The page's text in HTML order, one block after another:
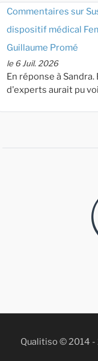
Commentaires sur
dispositif médical
Guillaume Promé
le 6 Juil. 2026
En réponse à
d'experts aurait pu
Qualitiso © 2014 -